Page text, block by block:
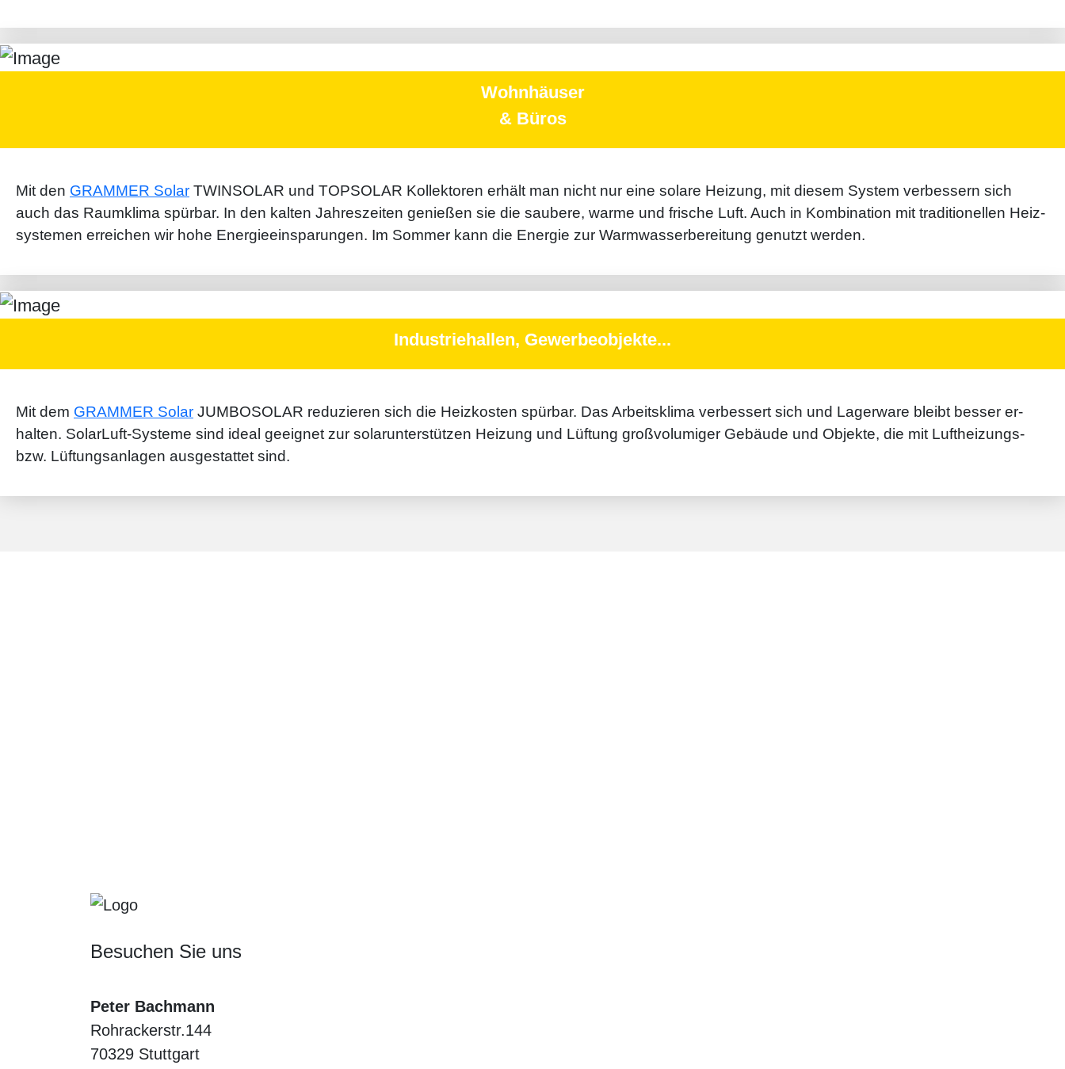
Wohnhäuser
& Büros
Mit den GRAMMER Solar TWINSOLAR und TOPSOLAR Kollektoren erhält man nicht nur eine solare Heizung, mit diesem System ver­bessern sich
auch das Raum­klima spür­bar. In den kalten Jahres­zeiten ge­nießen sie die saubere, warme und frische Luft. Auch in Kombi­nation mit traditio­nellen Heiz­
systemen er­reichen wir hohe Energie­einsparungen. Im Sommer kann die Energie zur Warm­wasser­bereitung genutzt werden.
Industrie­hallen, Gewerbe­objekte...
Mit dem GRAMMER Solar JUMBOSOLAR reduzieren sich die Heiz­kosten spür­bar. Das Arbeits­klima ver­bessert sich und Lager­ware bleibt besser er­
halten. Solar­Luft-­Systeme sind ideal ge­eignet zur solar­unterstützen Hei­zung und Lüf­tung groß­volumiger Ge­bäude und Objekte, die mit Luft­heizungs-
bzw. Lüftungs­anlagen aus­gestattet sind.
Besuchen Sie uns
Peter Bachmann
Rohrackerstr.144
70329 Stuttgart